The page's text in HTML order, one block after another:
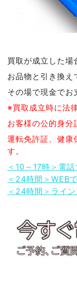
買取が成立した場
お品物と引き換え
その場で現金でお
※買取成立時に法
お客様の公的身分
運転免許証、健康
す。
＜10～17時＞電
＜24時間＞WEB
＜24時間＞ライ